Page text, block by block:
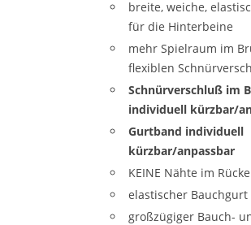
breite, weiche,
für die Hinterbeine
mehr Spielraum im
flexiblen
Schnürverschluß im
individuell kürzbar/
Gurtband individuell
kürzbar/anpassbar
KEINE Nähte im
elastischer Bauchgurt
großzügiger Bauch-